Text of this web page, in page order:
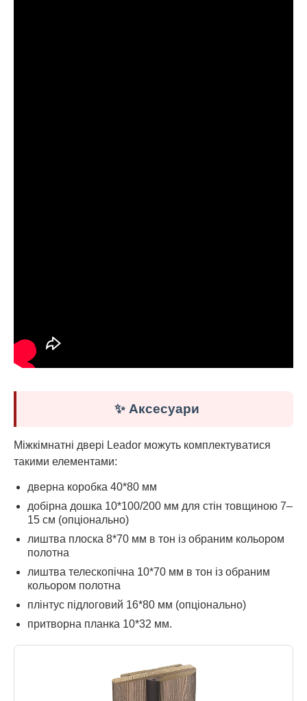
✨ Аксесуари
Міжкімнатні двері Leador можуть комплектуватися
такими елементами:
дверна коробка 40*80 мм
добірна дошка 10*100/200 мм для стін товщиною 7–
15 см (опціонально)
лиштва плоска 8*70 мм в тон із обраним кольором
полотна
лиштва телескопічна 10*70 мм в тон із обраним
кольором полотна
плінтус підлоговий 16*80 мм (опціонально)
притворна планка 10*32 мм.